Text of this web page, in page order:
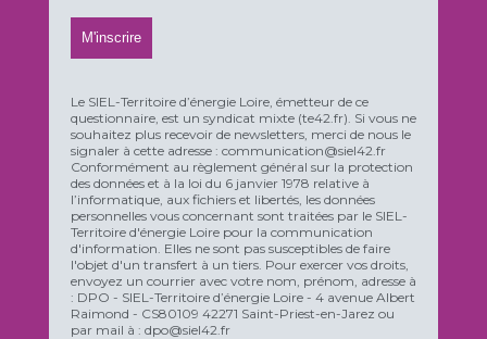
Le SIEL-Territoire d’énergie Loire, émetteur de ce
questionnaire, est un syndicat mixte (te42.fr). Si vous ne
souhaitez plus recevoir de newsletters, merci de nous le
signaler à cette adresse : communication@siel42.fr
Conformément au règlement général sur la protection
des données et à la loi du 6 janvier 1978 relative à
l’informatique, aux fichiers et libertés, les données
personnelles vous concernant sont traitées par le SIEL-
Territoire d'énergie Loire pour la communication
d'information. Elles ne sont pas susceptibles de faire
l'objet d'un transfert à un tiers. Pour exercer vos droits,
envoyez un courrier avec votre nom, prénom, adresse à
: DPO - SIEL-Territoire d’énergie Loire - 4 avenue Albert
Raimond - CS80109 42271 Saint-Priest-en-Jarez ou
par mail à : dpo@siel42.fr